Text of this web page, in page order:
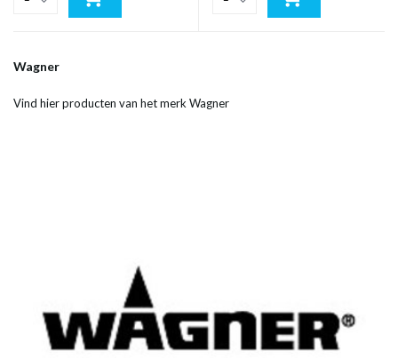
Wagner
Vind hier producten van het merk Wagner